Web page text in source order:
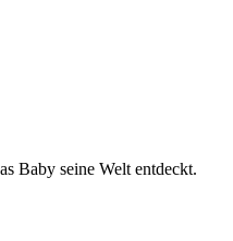
Baby seine Welt entdeckt.